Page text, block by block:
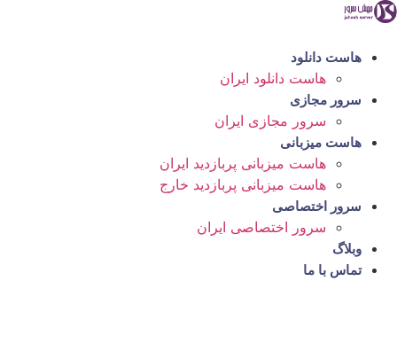
پرش
محتوا
هاست دانلود
هاست دانلود ایران
سرور مجازی
سرور مجازی ایران
هاست میزبانی
هاست میزبانی پربازدید ایران
هاست میزبانی پربازدید خارج
سرور اختصاصی
سرور اختصاصی ایران
وبلاگ
تماس با ما